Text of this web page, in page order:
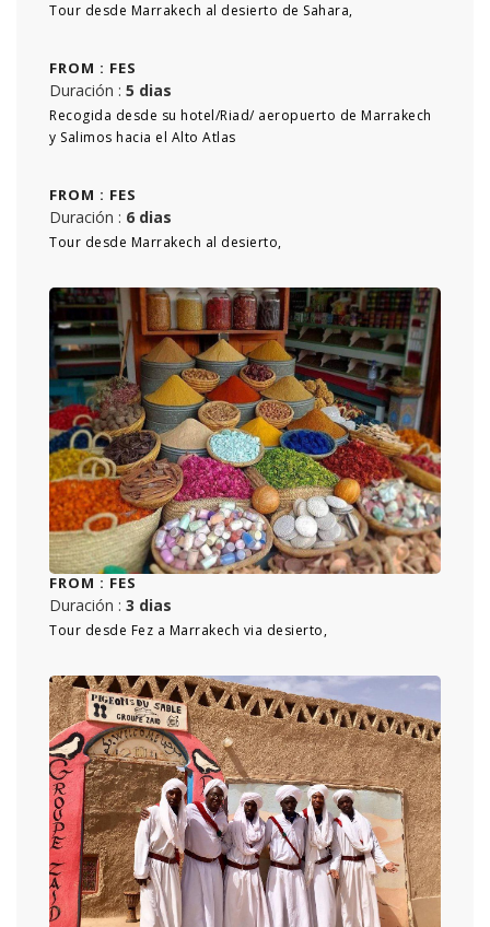
Tour desde Marrakech al desierto de Sahara,
FROM : FES
Duración : 5 dias
Recogida desde su hotel/Riad/ aeropuerto de Marrakech
y Salimos hacia el Alto Atlas
FROM : FES
Duración : 6 dias
Tour desde Marrakech al desierto,
FROM : FES
Duración : 3 dias
Tour desde Fez a Marrakech via desierto,